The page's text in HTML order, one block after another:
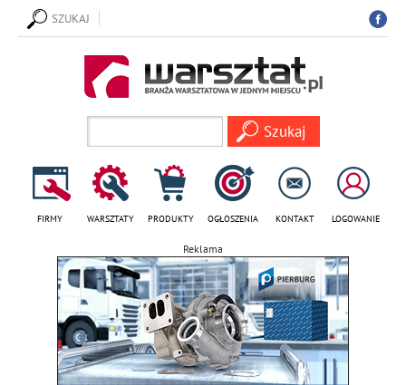
SZUKAJ
FIRMY WARSZTATY PRODUKTY OGŁOSZENIA KONTAKT LOGOWANIE
Reklama